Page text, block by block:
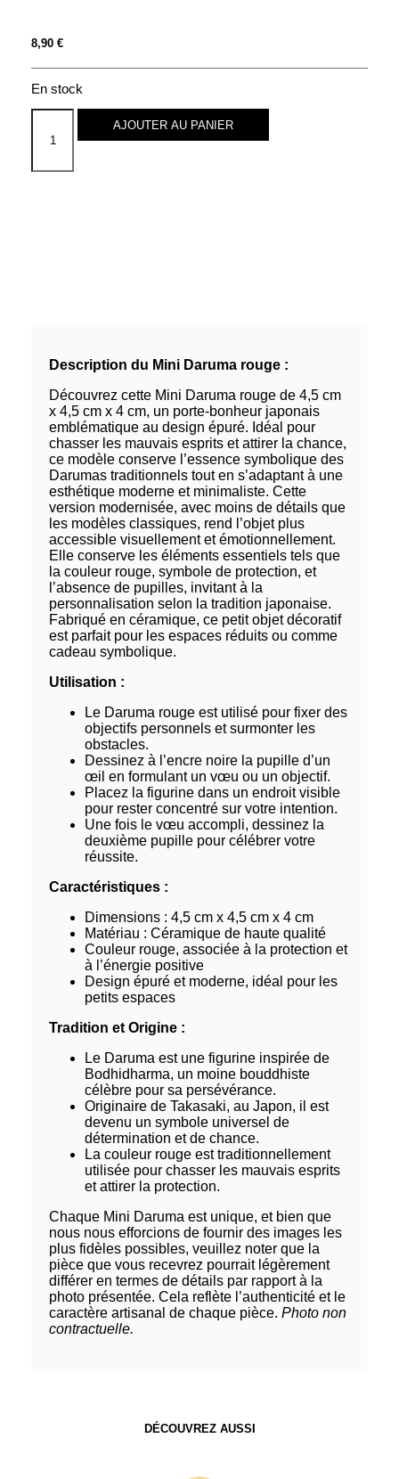
8,90 €
En stock
AJOUTER AU PANIER
Description du Mini Daruma rouge :
Découvrez cette Mini Daruma rouge de 4,5 cm
x 4,5 cm x 4 cm, un porte-bonheur japonais
emblématique au design épuré. Idéal pour
chasser les mauvais esprits et attirer la chance,
ce modèle conserve l’essence symbolique des
Darumas traditionnels tout en s’adaptant à une
esthétique moderne et minimaliste. Cette
version modernisée, avec moins de détails que
les modèles classiques, rend l’objet plus
accessible visuellement et émotionnellement.
Elle conserve les éléments essentiels tels que
la couleur rouge, symbole de protection, et
l’absence de pupilles, invitant à la
personnalisation selon la tradition japonaise.
Fabriqué en céramique, ce petit objet décoratif
est parfait pour les espaces réduits ou comme
cadeau symbolique.
Utilisation :
Le Daruma rouge est utilisé pour fixer des
objectifs personnels et surmonter les
obstacles.
Dessinez à l’encre noire la pupille d’un
œil en formulant un vœu ou un objectif.
Placez la figurine dans un endroit visible
pour rester concentré sur votre intention.
Une fois le vœu accompli, dessinez la
deuxième pupille pour célébrer votre
réussite.
Caractéristiques :
Dimensions : 4,5 cm x 4,5 cm x 4 cm
Matériau : Céramique de haute qualité
Couleur rouge, associée à la protection et
à l’énergie positive
Design épuré et moderne, idéal pour les
petits espaces
Tradition et Origine :
Le Daruma est une figurine inspirée de
Bodhidharma, un moine bouddhiste
célèbre pour sa persévérance.
Originaire de Takasaki, au Japon, il est
devenu un symbole universel de
détermination et de chance.
La couleur rouge est traditionnellement
utilisée pour chasser les mauvais esprits
et attirer la protection.
Chaque Mini Daruma est unique, et bien que
nous nous efforcions de fournir des images les
plus fidèles possibles, veuillez noter que la
pièce que vous recevrez pourrait légèrement
différer en termes de détails par rapport à la
photo présentée. Cela reflète l’authenticité et le
caractère artisanal de chaque pièce. Photo non
contractuelle.
DÉCOUVREZ AUSSI